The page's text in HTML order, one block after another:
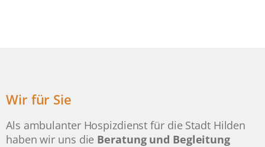
Wir für Sie
Als ambulanter Hospizdienst für die Stadt Hilden
haben wir uns die Beratung und Begleitung